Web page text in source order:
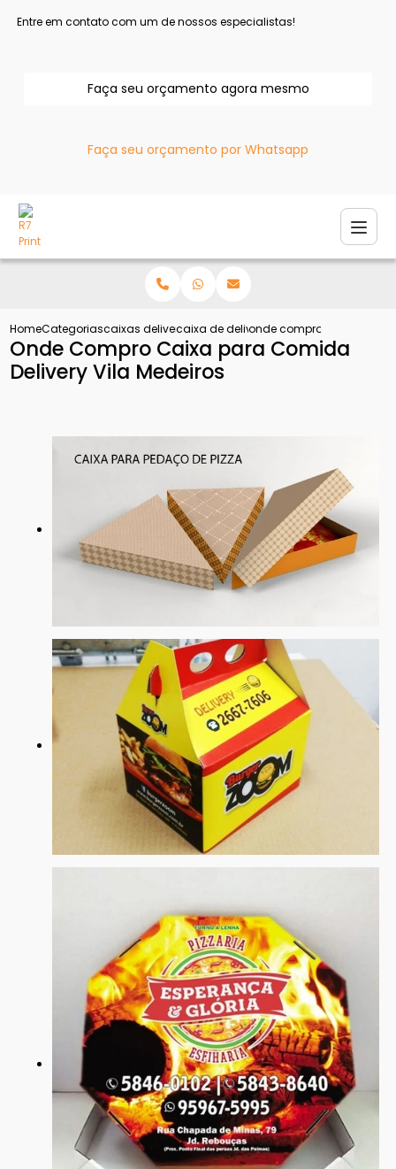
Entre em contato com um de nossos especialistas!
Faça seu orçamento agora mesmo
Faça seu orçamento por Whatsapp
HomeCategoriascaixas deliverycaixa de delivery para esfiha
onde compro caixa para
Onde Compro Caixa para Comida
Delivery Vila Medeiros